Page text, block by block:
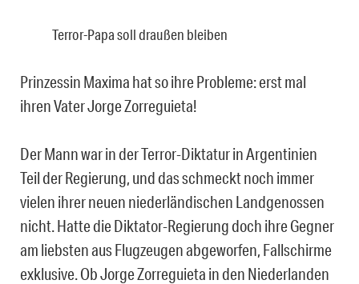
Terror-Papa soll draußen bleiben
Prinzessin Maxima hat so ihre Probleme: erst mal
ihren Vater Jorge Zorreguieta!
Der Mann war in der Terror-Diktatur in Argentinien
Teil der Regierung, und das schmeckt noch immer
vielen ihrer neuen niederländischen Landgenossen
nicht. Hatte die Diktator-Regierung doch ihre Gegner
am liebsten aus Flugzeugen abgeworfen, Fallschirme
exklusive. Ob Jorge Zorreguieta in den Niederlanden